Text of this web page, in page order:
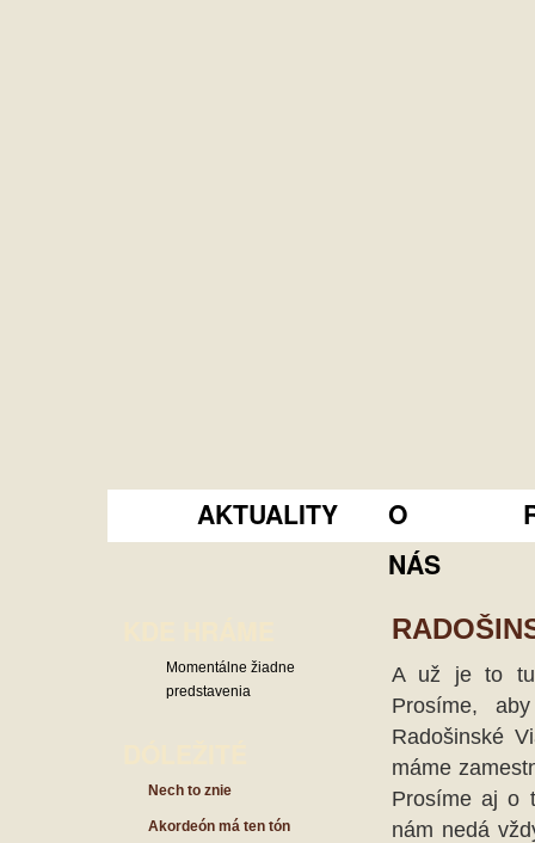
AKTUALITY
O
NÁS
A už je to tu
Prosíme,
Radošinské
máme
Prosíme aj o
nám nedá
Momentálne žiadne
predstavenia
Nech to znie
Akordeón má ten tón